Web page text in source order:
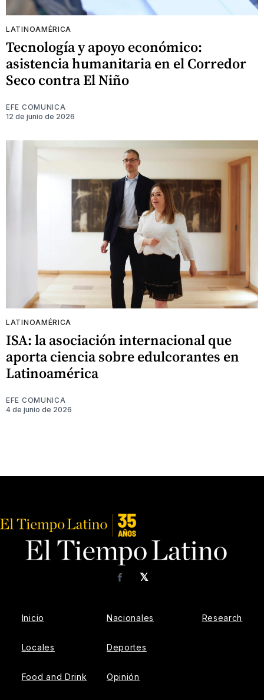
LATINOAMÉRICA
Tecnología y apoyo económico:
asistencia humanitaria en el Corredor
Seco contra El Niño
EFE COMUNICA
12 de junio de 2026
LATINOAMÉRICA
ISA: la asociación internacional que
aporta ciencia sobre edulcorantes en
Latinoamérica
EFE COMUNICA
4 de junio de 2026
𝕏
Facebook
Inicio
Locales
Food and Drink
Nacionales
Deportes
Opinión
Research